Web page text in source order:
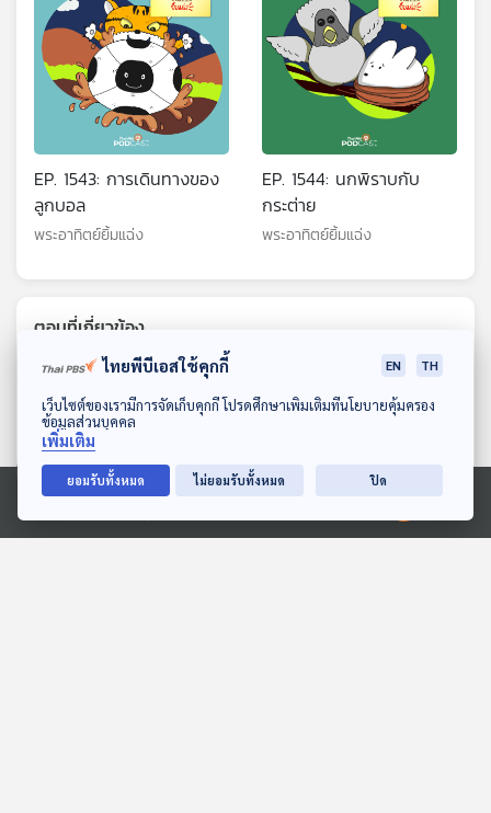
ดาวน์โหลด Thai PBS Podcast Application
Ⓒ 2020 องค์การกระจายเสียงและแพร่ภาพสาธารณะแห่งประเทศไทย
EP. 1543: การเดินทางของ
ลูกบอล
พระอาทิตย์ยิ้มแฉ่ง
EP. 1544: นกพิราบกับ
กระต่าย
พระอาทิตย์ยิ้มแฉ่ง
ตอนที่เกี่ยวข้อง
ไทยพีบีเอสใช้คุกกี้ EN TH
เว็บไซต์ของเรามีการจัดเก็บคุกกี้ โปรดศึกษาเพิ่มเติมที่นโยบายคุ้มครอง
ข้อมูลส่วนบุคคล
เพิ่มเติม
ยอมรับทั้งหมด ไม่ยอมรับทั้งหมด ปิด